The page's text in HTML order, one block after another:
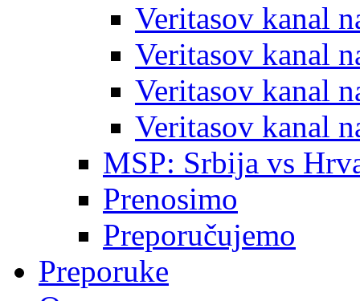
Veritasov kanal
Veritasov kanal
Veritasov kanal
Veritasov kanal
MSP: Srbija vs
Prenosimo
Preporučujemo
Preporuke